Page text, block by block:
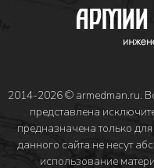
2014-2026 © armedman.ru.
представлена
предназначена только
данного сайта не несут
использование